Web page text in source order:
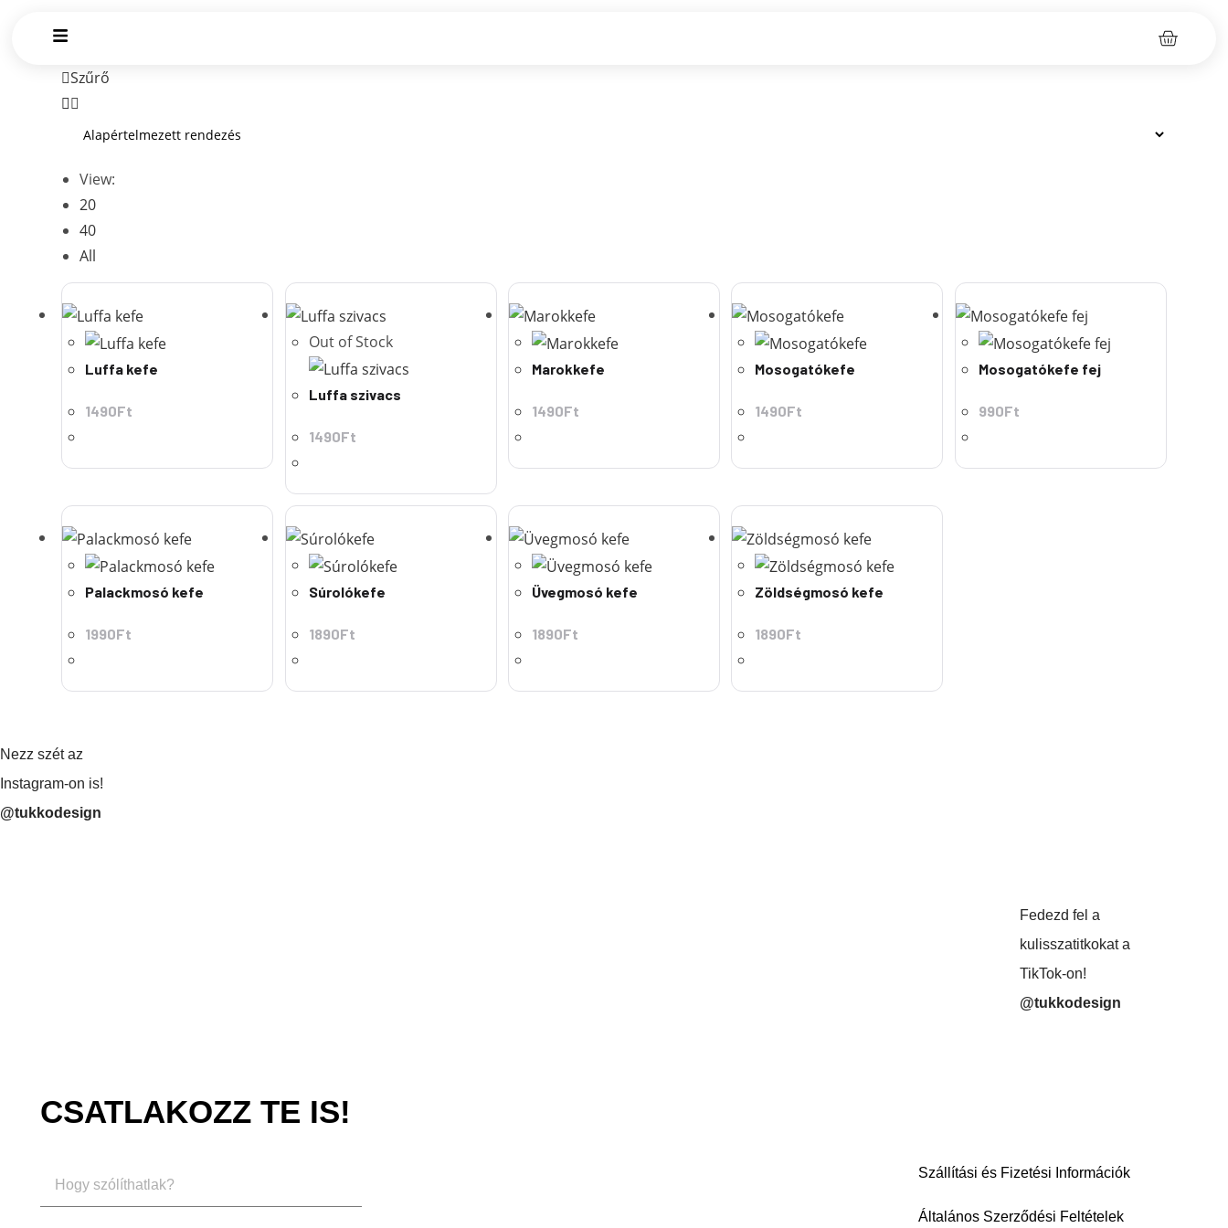
Szűrő
View:
20
40
All
Luffa kefe
1490Ft
Out of Stock
Luffa szivacs
1490Ft
Marokkefe
1490Ft
Mosogatókefe
1490Ft
Mosogatókefe fej
990Ft
Palackmosó kefe
1990Ft
Súrolókefe
1890Ft
Üvegmosó kefe
1890Ft
Zöldségmosó kefe
1890Ft
Nezz szét az
Instagram-on is!
@tukkodesign
Fedezd fel a
kulisszatitkokat a
TikTok-on!
@tukkodesign
CSATLAKOZZ TE IS!
Szállítási és Fizetési Információk
Általános Szerződési Feltételek